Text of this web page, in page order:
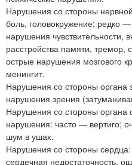
Нарушения со стороны
боль, головокружение; редко
нарушения чувствительности,
расстройства памяти, тремор,
острые нарушения мозгового
менингит.
Нарушения со стороны органа
нарушения зрения
Нарушения со стороны органа
нарушения: часто — вертиго;
шум в ушах.
Нарушения со стороны
сердечная недостаточность,